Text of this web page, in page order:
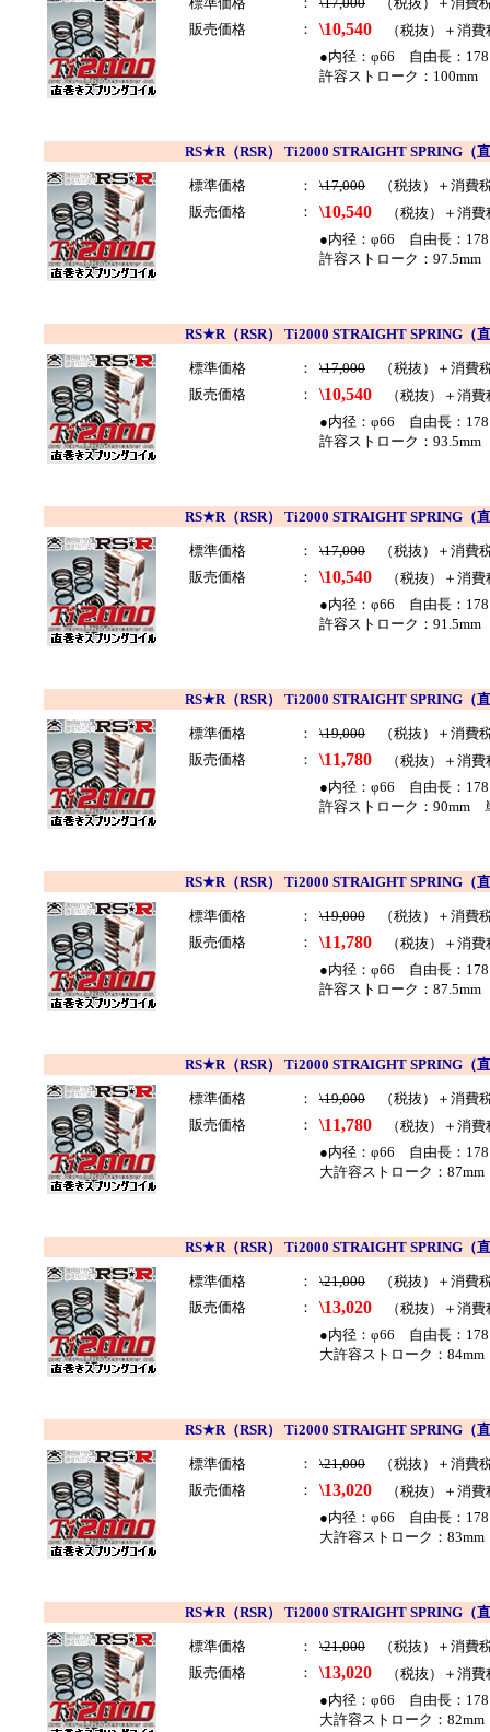
販売価格
： \10,540 （税抜）＋消費
●内径：φ66 自由長：
許容ストローク：100mm
RS★R（RSR） Ti2000 STRAIGHT SPRING
標準価格 ： \17,000 （税抜）＋消費
販売価格
： \10,540 （税抜）＋消費
●内径：φ66 自由長：
許容ストローク：
RS★R（RSR） Ti2000 STRAIGHT SPRING
標準価格 ： \17,000 （税抜）＋消費
販売価格
： \10,540 （税抜）＋消費
●内径：φ66 自由長：
許容ストローク：
RS★R（RSR） Ti2000 STRAIGHT SPRING
標準価格 ： \17,000 （税抜）＋消費
販売価格
： \10,540 （税抜）＋消費
●内径：φ66 自由長：
許容ストローク：
RS★R（RSR） Ti2000 STRAIGHT SPRING
標準価格 ： \19,000 （税抜）＋消費
販売価格
： \11,780 （税抜）＋消費
●内径：φ66 自由長：
許容ストローク：90mm
RS★R（RSR） Ti2000 STRAIGHT SPRING
標準価格 ： \19,000 （税抜）＋消費
販売価格
： \11,780 （税抜）＋消費
●内径：φ66 自由長：
許容ストローク：
RS★R（RSR） Ti2000 STRAIGHT SPRING
標準価格 ： \19,000 （税抜）＋消費
販売価格
： \11,780 （税抜）＋消費
●内径：φ66 自由長：
大許容ストローク：
RS★R（RSR） Ti2000 STRAIGHT SPRING
標準価格 ： \21,000 （税抜）＋消費
販売価格
： \13,020 （税抜）＋消費
●内径：φ66 自由長：
大許容ストローク：
RS★R（RSR） Ti2000 STRAIGHT SPRING
標準価格 ： \21,000 （税抜）＋消費
販売価格
： \13,020 （税抜）＋消費
●内径：φ66 自由長：
大許容ストローク：
RS★R（RSR） Ti2000 STRAIGHT SPRING
標準価格 ： \21,000 （税抜）＋消費
販売価格
： \13,020 （税抜）＋消費
●内径：φ66 自由長：
大許容ストローク：